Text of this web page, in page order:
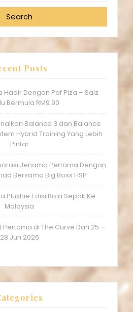
Search
Posts
Hadir Dengan Paf Piza – Saiz
Bermula RM9.90
Balance 3 dan Balance
Hybrid Training Yang Lebih
Pintar
Jenama Pertama Dengan
Bersama Big Boss HSP
Plushie Edisi Bola Sepak Ke
Malaysia
di The Curve Dari 25 –
28 Jun 2026